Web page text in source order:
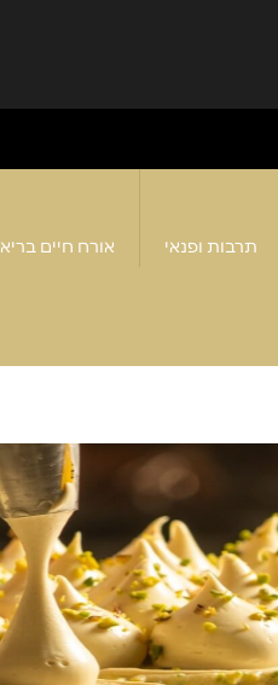
תרבות ופנאי אורח חיים בריא